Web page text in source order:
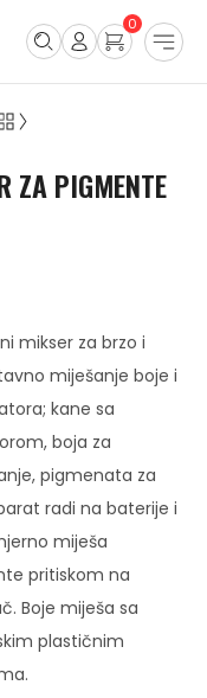
0
ZA PIGMENTE
mikser za brzo i
miješanje boje i
kane sa
boja za
pigmenata za
radi na baterije i
miješa
pritiskom na
Boje miješa sa
plastičnim